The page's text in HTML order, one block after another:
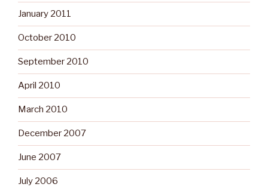
January 2011
October 2010
September 2010
April 2010
March 2010
December 2007
June 2007
July 2006